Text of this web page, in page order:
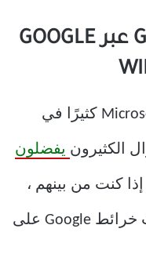
قم بتنزيل Google Maps عبر GOOGLE
على الرغم من تحسن Microsoft Edge كثيرًا في
الكثيرون يفضلون
كنت من بينهم ،
فاستخدم الخطوات أدناه لتثبيت خرائط Google على